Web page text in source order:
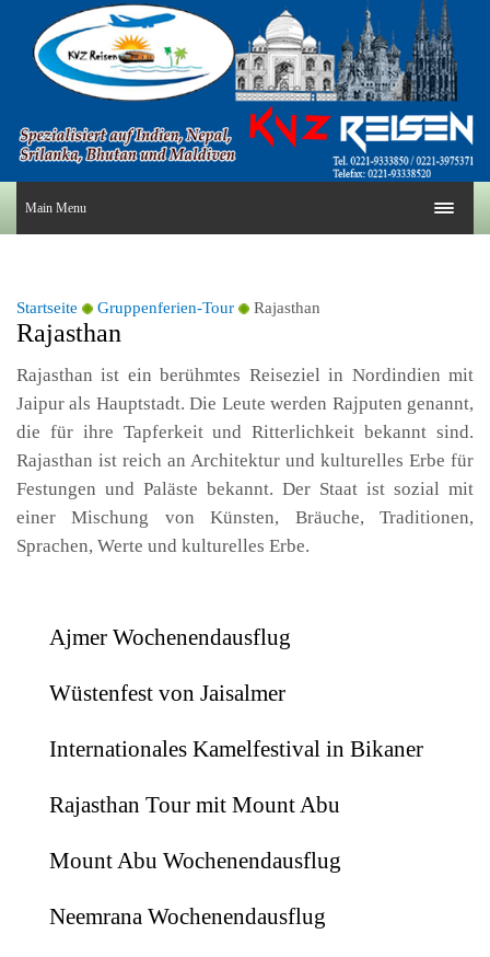
Main Menu
Startseite Gruppenferien-Tour Rajasthan
Rajasthan
Rajasthan ist ein berühmtes Reiseziel in Nordindien mit
Jaipur als Hauptstadt. Die Leute werden Rajputen genannt,
die für ihre Tapferkeit und Ritterlichkeit bekannt sind.
Rajasthan ist reich an Architektur und kulturelles Erbe für
Festungen und Paläste bekannt. Der Staat ist sozial mit
einer Mischung von Künsten, Bräuche, Traditionen,
Sprachen, Werte und kulturelles Erbe.
Ajmer Wochenendausflug
Wüstenfest von Jaisalmer
Internationales Kamelfestival in Bikaner
Rajasthan Tour mit Mount Abu
Mount Abu Wochenendausflug
Neemrana Wochenendausflug